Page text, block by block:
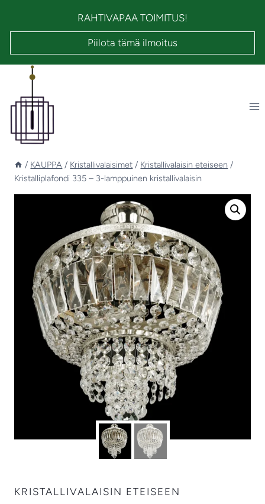
RAHTIVAPAA TOIMITUS!
Piilota tämä ilmoitus
/ KAUPPA / Kristallivalaisimet / Kristallivalaisin eteiseen /
Kristalliplafondi 335 – 3-lamppuinen kristallivalaisin
KRISTALLIVALAISIN ETEISEEN